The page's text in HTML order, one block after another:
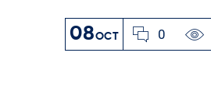
08OCT 0